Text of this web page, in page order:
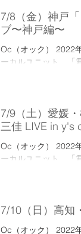
7/8（金）神戸
ブ〜神戸編〜
Oc（オック） 2022
ーカルユニット。「
7/9（土）愛媛
三佳 LIVE in y's
Oc（オック） 2022
ーカルユニット。「
7/10（日）高知
Oc（オック） 2022